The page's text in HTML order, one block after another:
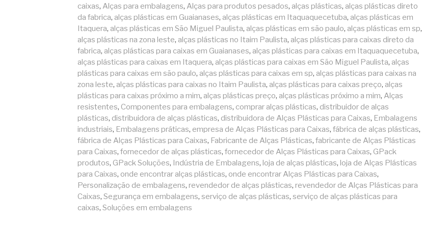
caixas, Alças para embalagens, Alças para produtos pesados, alças plásticas, alças plásticas direto
da fabrica, alças plásticas em Guaianases, alças plásticas em Itaquaquecetuba, alças plásticas em
Itaquera, alças plásticas em São Miguel Paulista, alças plásticas em são paulo, alças plásticas em sp,
alças plásticas na zona leste, alças plásticas no Itaim Paulista, alças plásticas para caixas direto da
fabrica, alças plásticas para caixas em Guaianases, alças plásticas para caixas em Itaquaquecetuba,
alças plásticas para caixas em Itaquera, alças plásticas para caixas em São Miguel Paulista, alças
plásticas para caixas em são paulo, alças plásticas para caixas em sp, alças plásticas para caixas na
zona leste, alças plásticas para caixas no Itaim Paulista, alças plásticas para caixas preço, alças
plásticas para caixas próximo a mim, alças plásticas preço, alças plásticas próximo a mim, Alças
resistentes, Componentes para embalagens, comprar alças plásticas, distribuidor de alças
plásticas, distribuidora de alças plásticas, distribuidora de Alças Plásticas para Caixas, Embalagens
industriais, Embalagens práticas, empresa de Alças Plásticas para Caixas, fábrica de alças plásticas,
fábrica de Alças Plásticas para Caixas, Fabricante de Alças Plásticas, fabricante de Alças Plásticas
para Caixas, fornecedor de alças plásticas, fornecedor de Alças Plásticas para Caixas, GPack
produtos, GPack Soluções, Indústria de Embalagens, loja de alças plásticas, loja de Alças Plásticas
para Caixas, onde encontrar alças plásticas, onde encontrar Alças Plásticas para Caixas,
Personalização de embalagens, revendedor de alças plásticas, revendedor de Alças Plásticas para
Caixas, Segurança em embalagens, serviço de alças plásticas, serviço de alças plásticas para
caixas, Soluções em embalagens